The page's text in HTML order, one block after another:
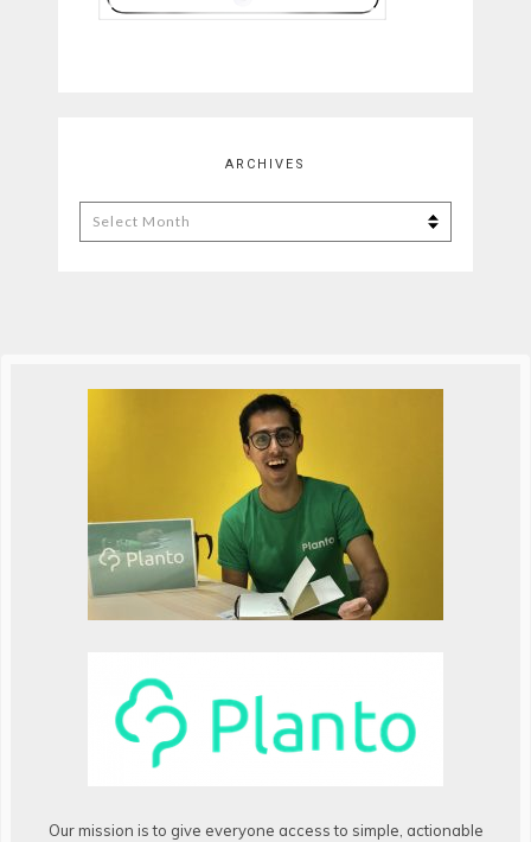
ARCHIVES
Archives
Our mission is to give everyone access to simple, actionable